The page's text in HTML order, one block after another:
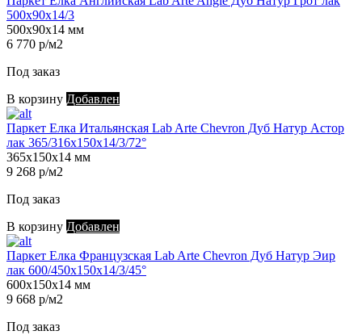
500х90х14/3
500х90х14 мм
6 770 р/м2
Под заказ
В корзину Добавлен
Паркет Елка Итальянская Lab Arte Chevron Дуб Натур Астор
лак 365/316х150х14/3/72°
365х150х14 мм
9 268 р/м2
Под заказ
В корзину Добавлен
Паркет Елка Французская Lab Arte Chevron Дуб Натур Эир
лак 600/450х150х14/3/45°
600х150х14 мм
9 668 р/м2
Под заказ